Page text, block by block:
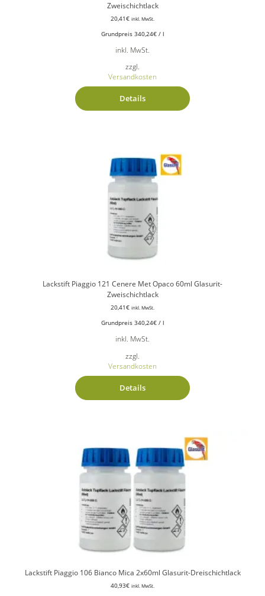
Zweischichtlack
20,41€ inkl. MwSt.
Grundpreis 340,24€/ l
inkl. MwSt.
zzgl.
Versandkosten
Details
Lackstift Piaggio 121 Cenere Met Opaco 60ml Glasurit-
Zweischichtlack
20,41€ inkl. MwSt.
Grundpreis 340,24€/ l
inkl. MwSt.
zzgl.
Versandkosten
Details
Lackstift Piaggio 106 Bianco Mica 2x60ml Glasurit-Dreischichtlack
40,93€ inkl. MwSt.